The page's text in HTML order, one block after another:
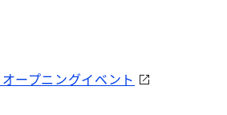
ープニングイベント